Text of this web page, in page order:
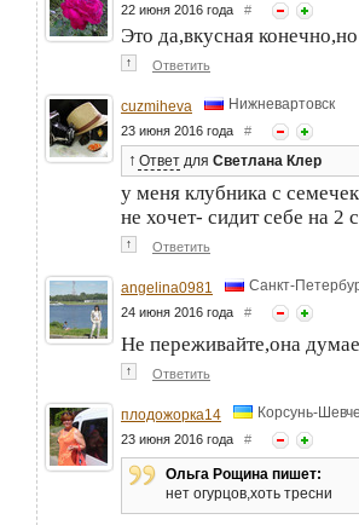
22 июня 2016 года #
Это да,вкусная
↑ Ответить
cuzmiheva Нижневартовск
23 июня 2016 года #
↑ Ответ для Светлана Клер
у меня клубника с
не хочет- сидит себе на 2
↑ Ответить
angelina0981 Санкт-
24 июня 2016 года #
Не переживайте,она
↑ Ответить
плодожорка14 Корсунь-
23 июня 2016 года #
Ольга Рощина пишет:
нет огурцов,хоть тресни